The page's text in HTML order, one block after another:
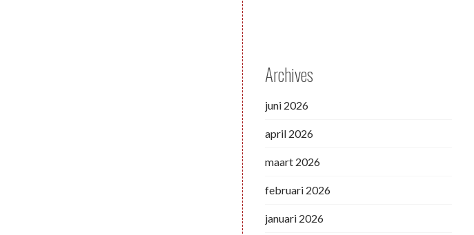
Archives
juni 2026
april 2026
maart 2026
februari 2026
januari 2026